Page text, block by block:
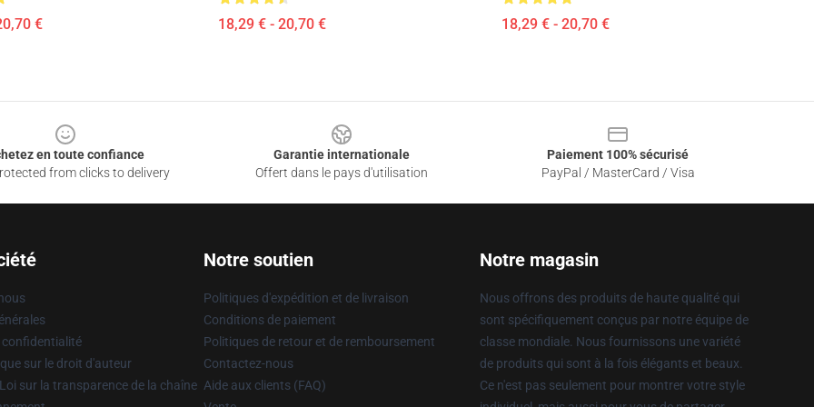
€ 18,29 € - 20,70 € 18,29 € - 20,70 €
en toute confiance
from clicks to delivery
Garantie internationale
Offert dans le pays d'utilisation
Paiement 100% sécurisé
PayPal / MasterCard / Visa
confidentialité
sur le droit d'auteur
sur la transparence de la chaîne
Notre soutien
Politiques d'expédition et de livraison
Conditions de paiement
Politiques de retour et de remboursement
Contactez-nous
Aide aux clients (FAQ)
Notre magasin
Nous offrons des produits de haute qualité qui
sont spécifiquement conçus par notre équipe de
classe mondiale. Nous fournissons une variété
de produits qui sont à la fois élégants et beaux.
Ce n'est pas seulement pour montrer votre style